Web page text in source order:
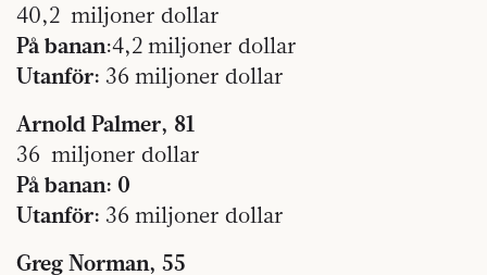
40,2 miljoner dollar
På banan:4,2 miljoner dollar
Utanför: 36 miljoner dollar
Arnold Palmer, 81
36 miljoner dollar
På banan: 0
Utanför: 36 miljoner dollar
Greg Norman, 55